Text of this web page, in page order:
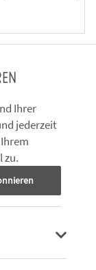
Ihrer
jederzeit
zu.